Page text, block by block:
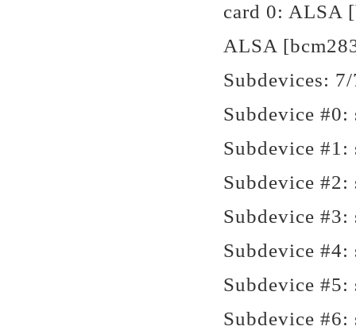
card 0: ALSA
ALSA
Subdevices:
Subdevice #0:
Subdevice #1:
Subdevice #2:
Subdevice #3:
Subdevice #4:
Subdevice #5:
Subdevice #6: